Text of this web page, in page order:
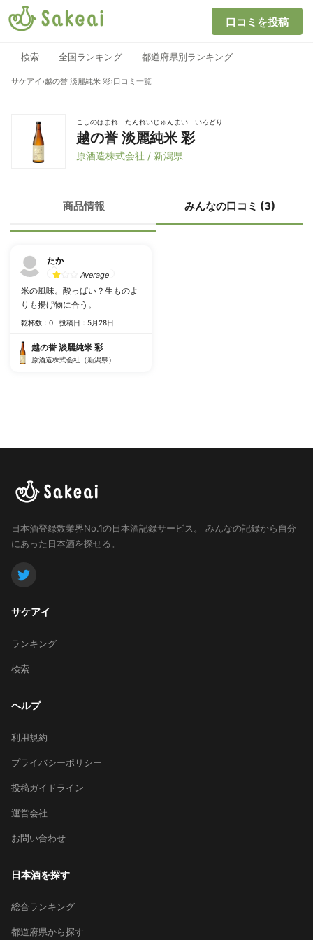
口コミを投稿
検索 全国ランキング 都道府県別ランキング
サケアイ ›越の誉 淡麗純米 彩›口コミ一覧
こしのほまれ たんれいじゅんまい いろどり
越の誉 淡麗純米 彩
原酒造株式会社 / 新潟県
商品情報 みんなの口コミ (3)
たか
Average
米の風味。酸っぱい？生ものよ
りも揚げ物に合う。
乾杯数：0 投稿日：5月28日
越の誉 淡麗純米 彩
原酒造株式会社（新潟県）
日本酒登録数業界No.1の日本酒記録サービス。
みんなの記録から自分
にあった日本酒を探せる。
サケアイ
ランキング
検索
ヘルプ
利用規約
プライバシーポリシー
投稿ガイドライン
運営会社
お問い合わせ
日本酒を探す
総合ランキング
都道府県から探す